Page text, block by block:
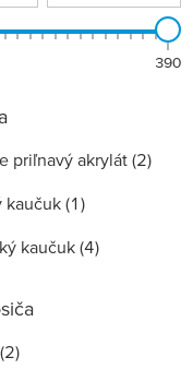
390
priľnavý akrylát (2)
kaučuk (1)
kaučuk (4)
(2)